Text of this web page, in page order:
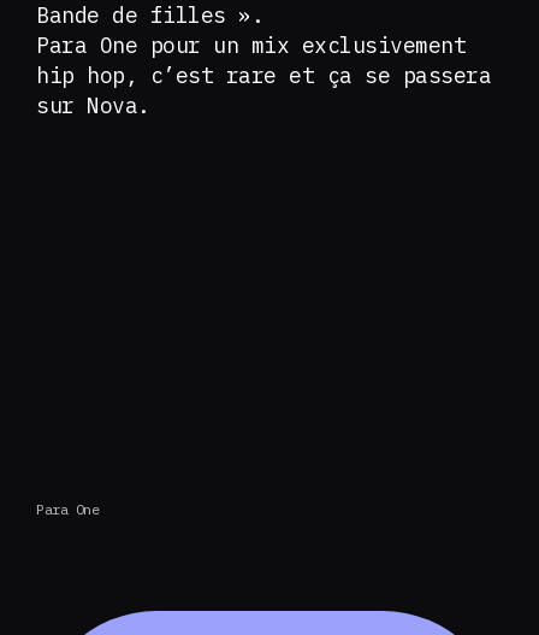
Bande de filles ».
Para One pour un mix exclusivement
hip hop, c’est rare et ça se passera
sur Nova.
Para One